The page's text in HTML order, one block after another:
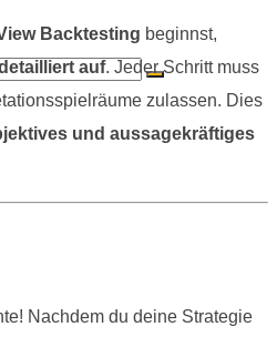
Backtesting beginnst,
auf. Jeder Schritt muss
zulassen. Dies
und aussagekräftiges
Nachdem du deine Strategie